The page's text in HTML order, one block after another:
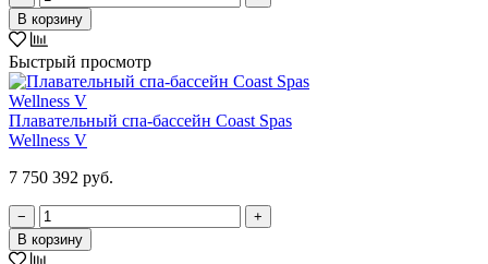
В корзину
Быстрый просмотр
Плавательный спа-бассейн Coast Spas
Wellness V
7 750 392 руб.
−
+
В корзину